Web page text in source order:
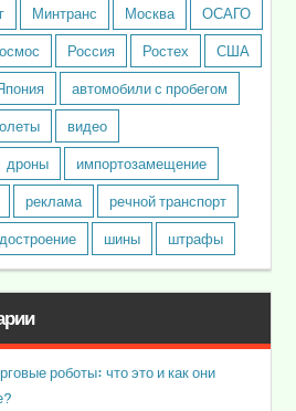
Минтранс Москва
ОСАГО
Россия Ростех
США
автомобили с пробегом
видео
дроны
импортозамещение
реклама
речной транспорт
шины штрафы
роботы: что это и как они